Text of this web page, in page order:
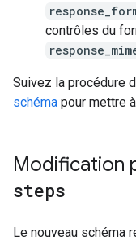
contrôles du
Suivez la procédure
schéma pour mettre
Modification
steps
Le nouveau schéma